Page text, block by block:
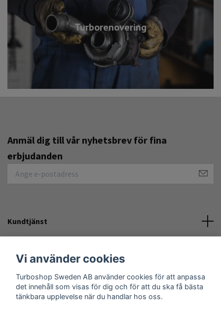
Turborenovering
Anmäl dig till vår nyhetsbrev för fina
erbjudanden
Kundtjänst
Sociala medier
Vi använder cookies
Turboshop Sweden AB använder cookies för att anpassa
det innehåll som visas för dig och för att du ska få bästa
tänkbara upplevelse när du handlar hos oss.